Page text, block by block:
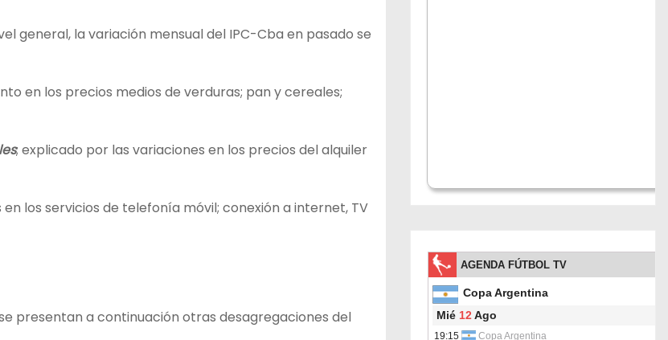
general, la variación mensual del IPC-Cba en pasado se
en los precios medios de verduras; pan y cereales;
; explicado por las variaciones en los precios del alquiler
los servicios de telefonía móvil; conexión a internet, TV
presentan a continuación otras desagregaciones del